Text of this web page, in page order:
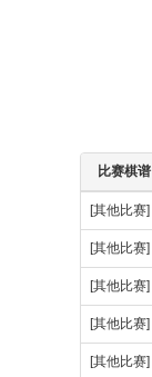
比赛棋谱
[其他比赛]
[其他比赛]
[其他比赛]
[其他比赛]
[其他比赛]